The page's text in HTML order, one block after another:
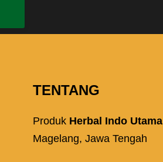
TENTANG
Produk Herbal Indo Utama
Magelang, Jawa Tengah